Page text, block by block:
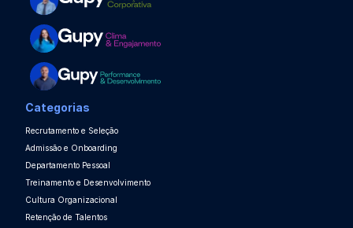
Categorias
Recrutamento e Seleção
Admissão e Onboarding
Departamento Pessoal
Treinamento e Desenvolvimento
Cultura Organizacional
Retenção de Talentos